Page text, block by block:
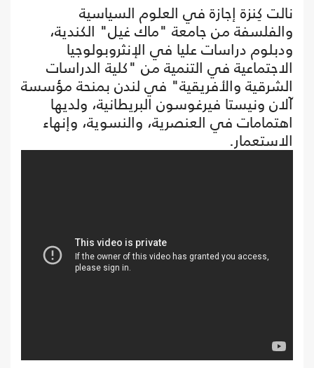
نالت كِنزة إجازة في العلوم السياسية
والفلسفة من جامعة "ماك غيل" الكندية،
ودبلوم دراسات عليا في الإنثروبولوجيا
الاجتماعية في التنمية من "كلية الدراسات
الشرقية والأفريقية" في لندن بمنحة مؤسسة
آلان ونيستا فيرغوسون البريطانية، ولديها
اهتمامات في العنصرية، والنسوية، وإنهاء
الاستعمار.